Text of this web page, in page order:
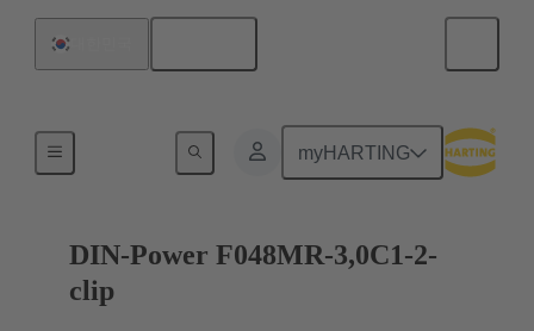
myHARTING
마더보드와 도터보드 연결
DIN-Power F048MR-3,0C1-2-
clip